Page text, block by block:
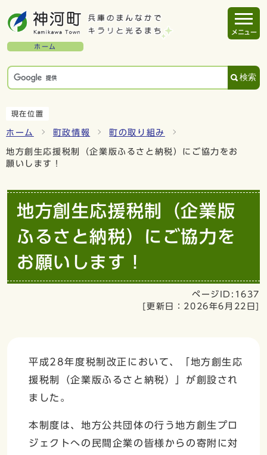
ホーム
検索
メニュー
現在位置
ホーム 町政情報 町の取り組み
地方創生応援税制（企業版ふるさと納税）にご協力をお
願いします！
地方創生応援税制（企業版
ふるさと納税）にご協力を
お願いします！
ページID:1637
[更新日： 2026年6月22日]
平成28年度税制改正において、「地方創生応
援税制（企業版ふるさと納税）」が創設され
ました。
本制度は、地方公共団体の行う地方創生プロ
ジェクトへの民間企業の皆様からの寄附に対